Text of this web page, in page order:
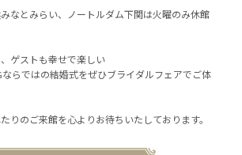
なとみらい、ノートルダム下関は火曜のみ休館
ゲストも幸せで楽しい
ならではの結婚式をぜひブライダルフェアでご体
りのご来館を心よりお待ちいたしております。